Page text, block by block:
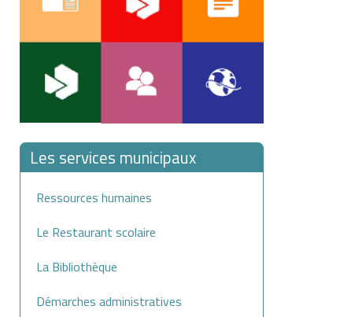
Les services municipaux
Ressources humaines
Le Restaurant scolaire
La Bibliothèque
Démarches administratives